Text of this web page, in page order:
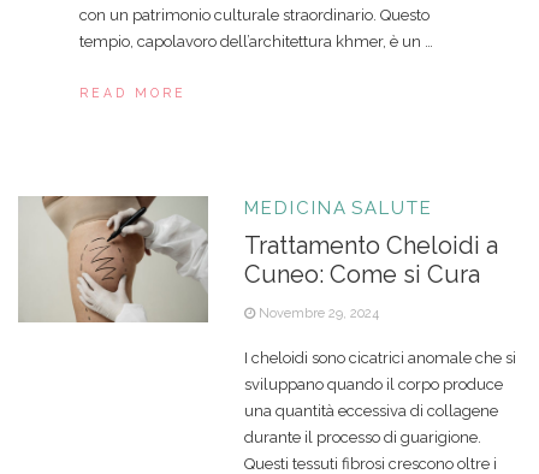
con un patrimonio culturale straordinario. Questo
tempio, capolavoro dell’architettura khmer, è un …
READ MORE
MEDICINA SALUTE
Trattamento Cheloidi a
Cuneo: Come si Cura
Novembre 29, 2024
I cheloidi sono cicatrici anomale che si
sviluppano quando il corpo produce
una quantità eccessiva di collagene
durante il processo di guarigione.
Questi tessuti fibrosi crescono oltre i